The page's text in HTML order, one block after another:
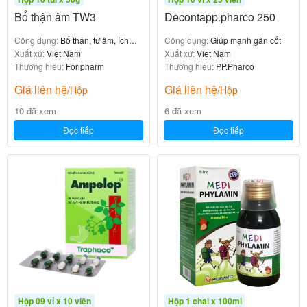
trình chiết xuất tiên tiến, đảm bảo tỷ lệ
flavonoid/terpenoid đạt chuẩn dược điển.
Cơ Chế Tác Dụng Của Thuốc Gikorcen
Gikorcen hoạt động qua nhiều cơ chế đồng bộ:
Tăng cường tuần hoàn máu não: Terpenoids
giãn mạch, giảm tắc nghẽn, giúp oxy và dưỡng
chất đến não tốt hơn.
Chống oxy hóa và bảo vệ thần kinh: Flavonoids
trung hòa gốc tự do, ngăn ngừa thoái hóa tế bào
não – nguyên nhân chính của Alzheimer và suy
giảm trí nhớ.
Ức chế tiểu cầu
: Giảm nguy cơ huyết khối, hỗ trợ
di chứng sau tai biến mạch máu não.
Bổ thận âm TW3
Công dụng: Bổ thận, tư âm, ích
tinh huyết
Xuất xứ:Việt Nam
Thương hiệu: Foripharm
Giá liên hệ/Hộp
10 đã xem
Đọc tiếp
Decontapp.pharco 250
Công dụng:Giúp mạnh gân cốt
Xuất xứ:Việt Nam
Thương hiệu: PP.Pharco
Giá liên hệ/Hộp
6 đã xem
Đọc tiếp
Hộp 09 vỉ x 10 viên Hộp 1 chai x 100ml